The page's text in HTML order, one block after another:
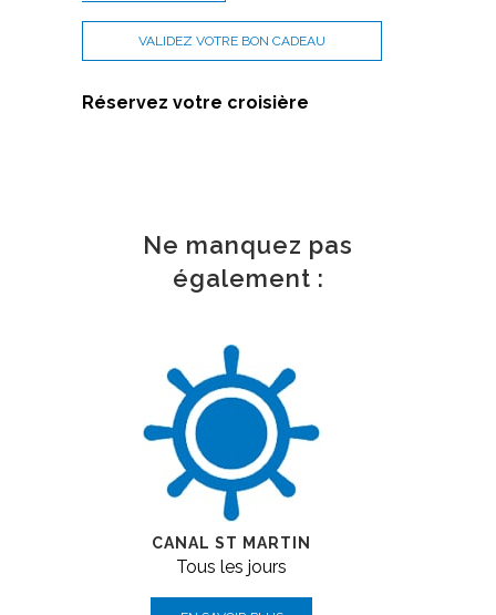
VALIDEZ VOTRE BON CADEAU
Réservez votre croisière
Ne manquez pas
également :
CANAL ST MARTIN
Tous les jours